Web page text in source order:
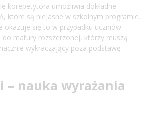
korepetytora umożliwia dokładne
które są niejasne w szkolnym programie.
okazuje się to w przypadku uczniów
do matury rozszerzonej, którzy muszą
wykraczający poza podstawę
– nauka wyrażania